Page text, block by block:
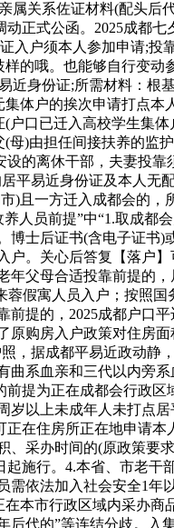
关系佐证材料(配头后
正式公函。2025成都
入户须本人参加申请;投
的哦。也能够自行变动
近身份证;所需材料：根
体户的挨次申请打点本
口已迁入高校学生集
)由担任间接扶养的监
的离休干部，夫妻投
平易近身份证及本人无
)且一方迁入成都会的，
人员前提”中“1.取成都
士后证书(含电子证书)
。关心后答复【落户
父母合适投靠前提的
假寓人员入户；按照
提的，2025成都户口
购房入户政策对住房面
，据成都平易近政动静
系血亲和三代以内旁
提为正在成都会行政
以上未成年人未打点
在住房所正在地申请
采办时间的(原政策要
施行。4.本省、市老干
依法加入社会安全1年
本市行政区域内采办商
代的”等连结分歧。入